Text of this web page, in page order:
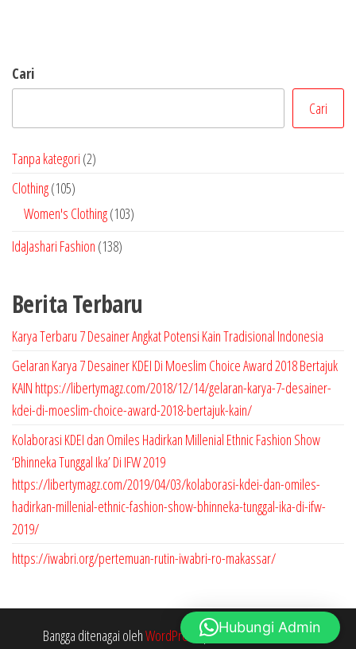
Cari
Cari
Tanpa kategori 22
o
d
Clothing 1051
0
P
o
u
k
Women's Clothing 1031
r
d
u
k
IdaJashari Fashion 1381
P
r
u
Berita Terbaru
Karya Terbaru 7 Desainer Angkat Potensi Kain Tradisional Indonesia
Gelaran Karya 7 Desainer KDEI Di Moeslim Choice Award 2018 Bertajuk
KAIN https://libertymagz.com/2018/12/14/gelaran-karya-7-desainer-
kdei-di-moeslim-choice-award-2018-bertajuk-kain/
Kolaborasi KDEI dan Omiles Hadirkan Millenial Ethnic Fashion Show
‘Bhinneka Tunggal Ika’ Di IFW 2019
https://libertymagz.com/2019/04/03/kolaborasi-kdei-dan-omiles-
hadirkan-millenial-ethnic-fashion-show-bhinneka-tunggal-ika-di-ifw-
2019/
https://iwabri.org/pertemuan-rutin-iwabri-ro-makassar/
Bangga ditenagai olehWordPress |Tema:Envo Storefront
Hubungi Admin